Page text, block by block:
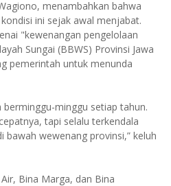
menambahkan bahwa
ini sejak awal menjabat.
"kewenangan pengelolaan
Sungai (BBWS) Provinsi Jawa
pemerintah untuk menunda
minggu setiap tahun.
tapi selalu terkendala
bawah wewenang provinsi,” keluh
Bina Marga, dan Bina